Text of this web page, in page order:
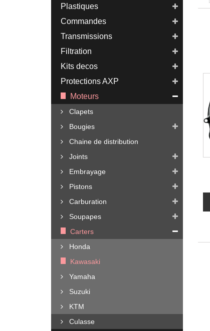
Plastiques
Commandes
Transmissions
Filtration
Kits decos
Protections AXP
Moteurs
Clapets
Bougies
Chaine de distribution
Joints
Embrayage
Pistons
Carburation
Soupapes
Carters
Honda
Kawasaki
Yamaha
Suzuki
KTM
Culasse